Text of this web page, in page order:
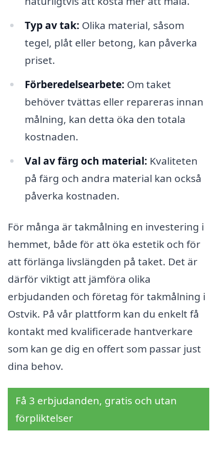
Typ av tak: Olika material, såsom
tegel, plåt eller betong, kan påverka
priset.
Förberedelsearbete: Om taket
behöver tvättas eller repareras innan
målning, kan detta öka den totala
kostnaden.
Val av färg och material: Kvaliteten
på färg och andra material kan också
påverka kostnaden.
För många är takmålning en investering i
hemmet, både för att öka estetik och för
att förlänga livslängden på taket. Det är
därför viktigt att jämföra olika
erbjudanden och företag för takmålning i
Ostvik. På vår plattform kan du enkelt få
kontakt med kvalificerade hantverkare
som kan ge dig en offert som passar just
dina behov.
Få 3 erbjudanden, gratis och utan
förpliktelser